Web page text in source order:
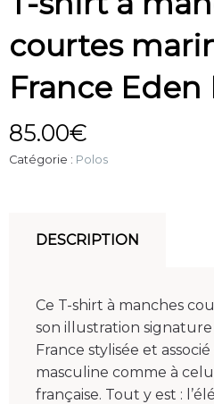
courtes
France Eden
85.00€
Catégorie : Polos
DESCRIPTION
Ce T-shirt à manches
son illustration
France stylisée et
masculine comme à
française. Tout y est :